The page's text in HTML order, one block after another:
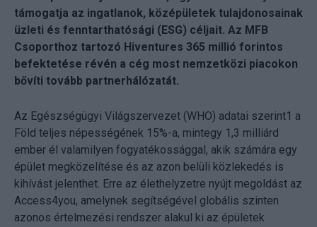
támogatja az ingatlanok, középületek tulajdonosainak
üzleti és fenntarthatósági (ESG) céljait. Az MFB
Csoporthoz tartozó Hiventures 365 millió forintos
befektetése révén a cég most nemzetközi piacokon
bővíti tovább partnerhálózatát.
Az Egészségügyi Világszervezet (WHO) adatai szerint1 a
Föld teljes népességének 15%-a, mintegy 1,3 milliárd
ember él valamilyen fogyatékossággal, akik számára egy
épület megközelítése és az azon belüli közlekedés is
kihívást jelenthet. Erre az élethelyzetre nyújt megoldást az
Access4you, amelynek segítségével globális szinten
azonos értelmezési rendszer alakul ki az épületek